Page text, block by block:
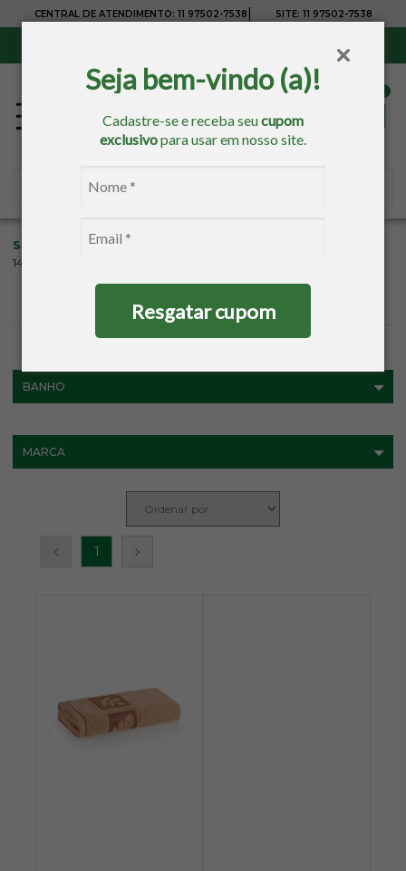
Seja bem-vindo (a)!
Cadastre-se e receba seucupom
exclusivopara usar em nosso site.
Resgatar cupom
CENTRAL DE ATENDIMENTO: 11 97502-7538 SITE: 11 97502-7538
Sacaria Banho
141
MARCA
BANHO
1